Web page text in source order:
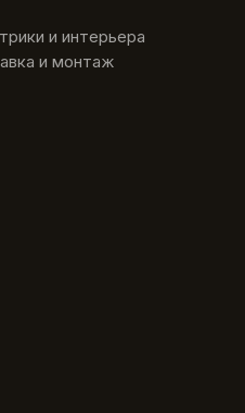
и интерьера
и монтаж